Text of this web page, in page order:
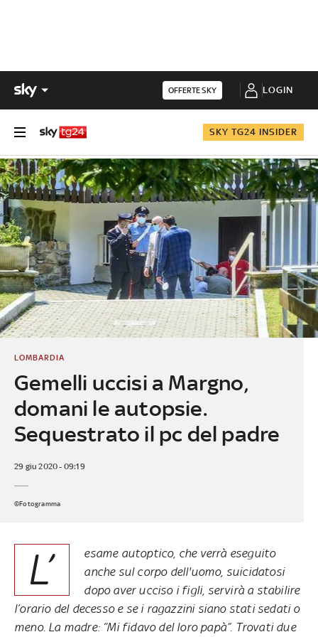
OFFERTE SKY LOGIN
SKY TG24 INSIDER
Gemelli uccisi a Margno,
domani le autopsie.
Sequestrato il pc del padre
LOMBARDIA
29 giu 2020 - 09:19
©Fotogramma
L’
esame autoptico, che verrà eseguito
anche sul corpo dell'uomo, suicidatosi
dopo aver ucciso i figli, servirà a stabilire
l’orario del decesso e se i ragazzini siano stati sedati o
meno. La madre: “Mi fidavo del loro papà”. Trovati due